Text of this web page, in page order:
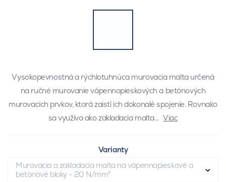
Vysokopevnostná a rýchlotuhnúca murovacia malta určená
na ručné murovanie vápennopieskových a betónových
murovacích prvkov, ktorá zaistí ich dokonalé spojenie. Rovnako
sa využíva ako zakladacia malta… Viac
Varianty
Murovacia a zakladacia malta na vápennopieskové a
betónové bloky - 20 N/mm²